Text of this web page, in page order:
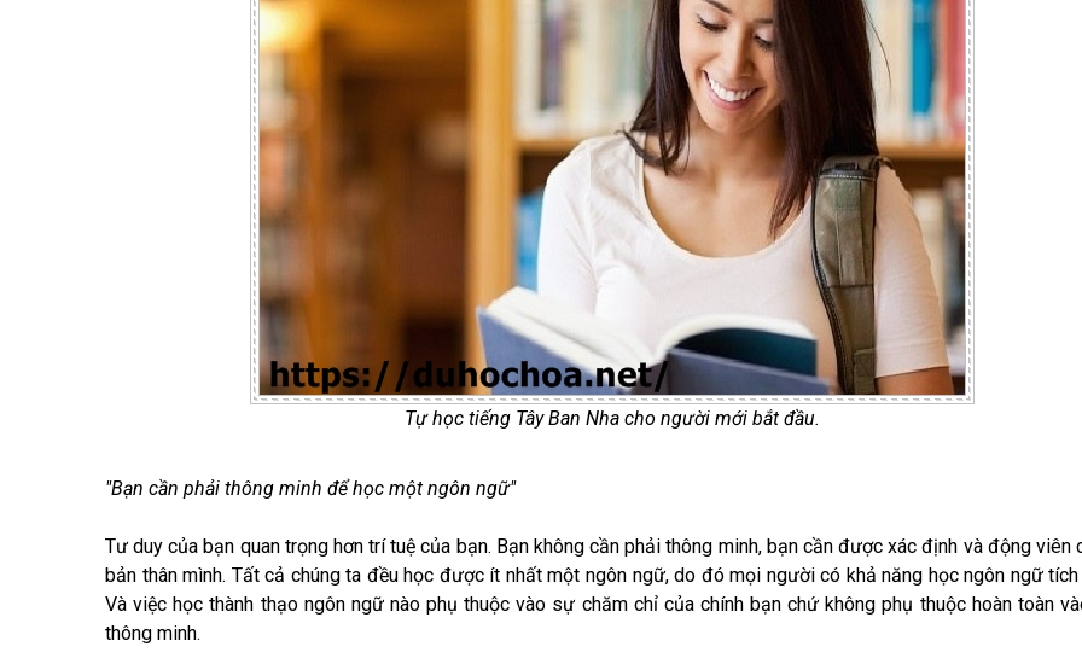
Tự học tiếng Tây Ban Nha cho người mới bắt đầu.
"Bạn cần phải thông minh để học một ngôn ngữ"
Tư duy của bạn quan trọng hơn trí tuệ của bạn. Bạn không cần phải thông minh, bạn cần được xác định và động viên
bản thân mình. Tất cả chúng ta đều học được ít nhất một ngôn ngữ, do đó mọi người có khả năng học ngôn ngữ tích
Và việc học thành thạo ngôn ngữ nào phụ thuộc vào sự chăm chỉ của chính bạn chứ không phụ thuộc hoàn toàn
thông minh.